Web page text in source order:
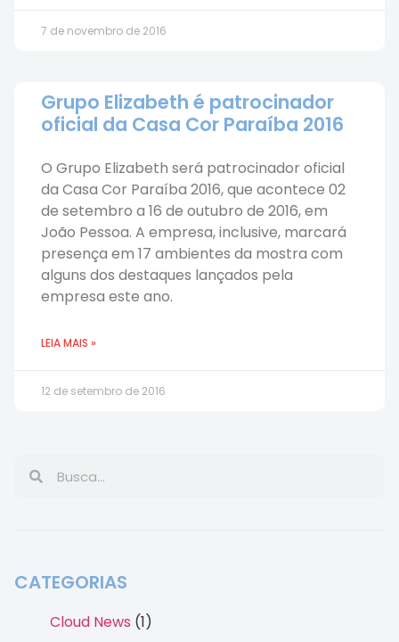
7 de novembro de 2016
Grupo Elizabeth é patrocinador
oficial da Casa Cor Paraíba 2016
O Grupo Elizabeth será patrocinador oficial
da Casa Cor Paraíba 2016, que acontece 02
de setembro a 16 de outubro de 2016, em
João Pessoa. A empresa, inclusive, marcará
presença em 17 ambientes da mostra com
alguns dos destaques lançados pela
empresa este ano.
LEIA MAIS »
12 de setembro de 2016
CATEGORIAS
Cloud News (1)